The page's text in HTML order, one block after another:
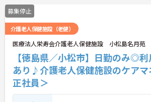
募集停止
介護老人保健施設（老健）
医療法人栄寿会介護老人保健施設 小松島名月苑
【徳島県／小松市】日勤のみ◎
あり♪介護老人保健施設のケアマ
正社員＞